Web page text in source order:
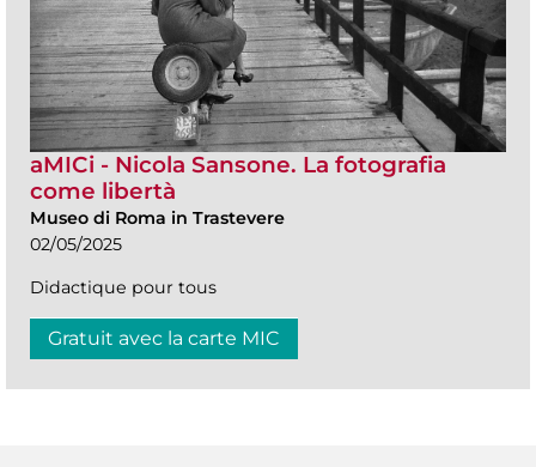
aMICi - Nicola Sansone. La fotografia
come libertà
Museo di Roma in Trastevere
02/05/2025
Didactique pour tous
Gratuit avec la carte MIC